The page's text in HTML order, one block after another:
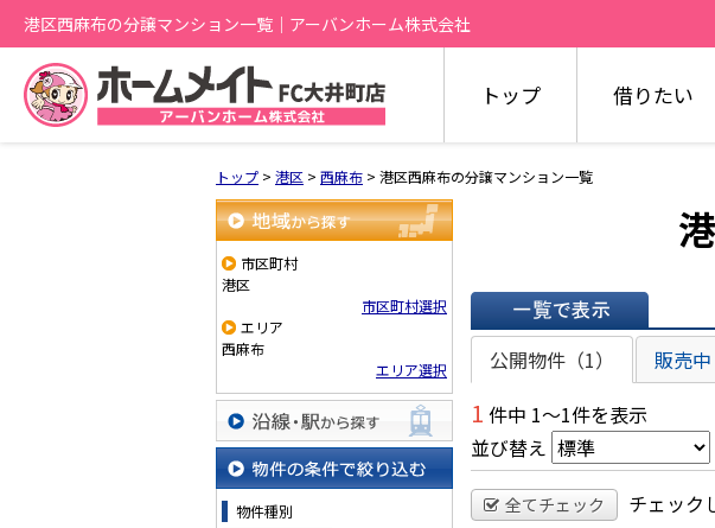
港区西麻布の分譲マンション一覧｜アーバンホーム株式会社
トップ 借りたい
トップ > 港区 > 西麻布 > 港区西麻布の分譲マンション一覧
地域から探す
市区町村
港区
市区町村選択
エリア
西麻布
エリア選択
沿線・駅から探す
物件の条件で絞り込む
物件種別
一覧で表示
公開物件（1） 販売中
1 件中 1～1件を表示
並び替え
全てチェック チェック